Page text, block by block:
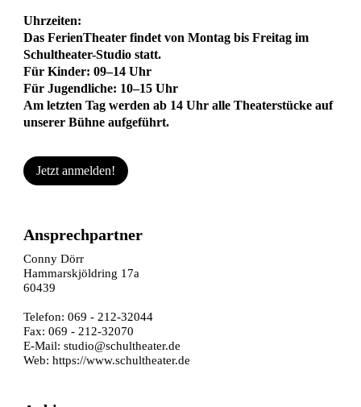
Uhrzeiten:
Das FerienTheater findet von Montag bis Freitag im
Schultheater-Studio statt.
Für Kinder: 09–14 Uhr
Für Jugendliche: 10–15 Uhr
Am letzten Tag werden ab 14 Uhr alle Theaterstücke auf
unserer Bühne aufgeführt.
Jetzt anmelden!
Ansprechpartner
Conny Dörr
Hammarskjöldring 17a
60439
Telefon: 069 - 212-32044
Fax: 069 - 212-32070
E-Mail:studio@schultheater.de
Web:https://www.schultheater.de